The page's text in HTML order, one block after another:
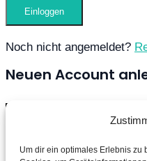
Um dir ein optimales Erlebnis zu
Noch nicht angemeldet?
Neuen Account